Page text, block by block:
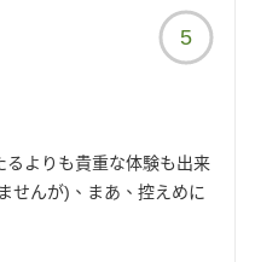
した。
セスにつきましては、ご
になっております。
いロケーションにふさわ
5
るよりも貴重な体験も出来
せんが)、まあ、控えめに